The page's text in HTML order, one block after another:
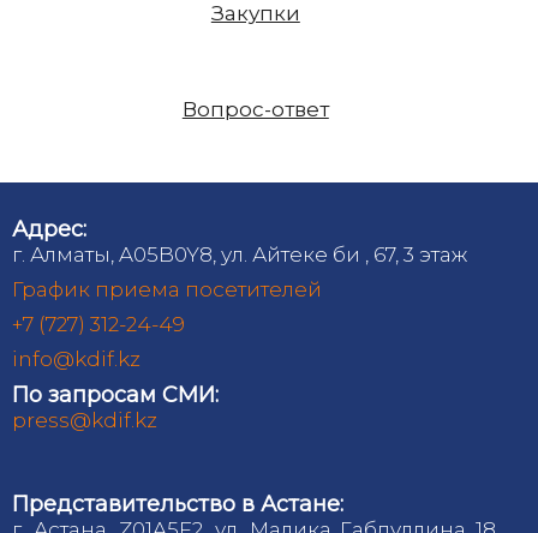
Закупки
Вопрос-ответ
Адрес:
г. Алматы, A05B0Y8, ул. Айтеке би , 67, 3 этаж
График приема посетителей
+7 (727) 312-24-49
info@kdif.kz
По запросам СМИ:
press@kdif.kz
Представительство в Астане: